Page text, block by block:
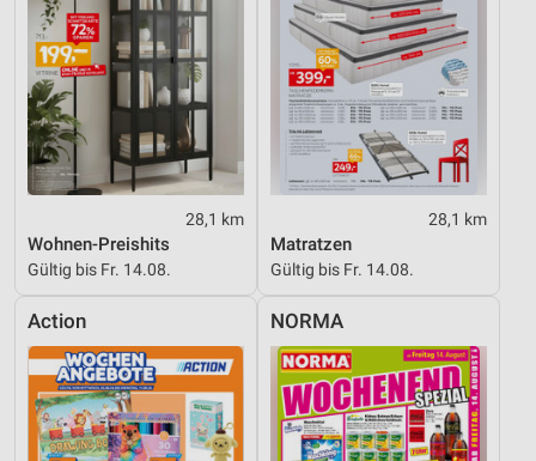
28,1 km
Wohnen-Preishits
Gültig bis Fr. 14.08.
28,1 km
Matratzen
Gültig bis Fr. 14.08.
Action NORMA